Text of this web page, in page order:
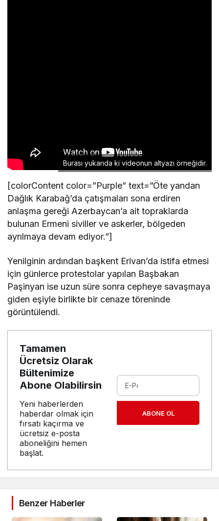
Burası yukarıda ki videonun altyazı örneğidir.
[colorContent color=”Purple” text=”Öte yandan
Dağlık Karabağ’da çatışmaları sona erdiren
anlaşma gereği Azerbaycan’a ait topraklarda
bulunan Ermeni siviller ve askerler, bölgeden
ayrılmaya devam ediyor.”]
Yenilginin ardından başkent Erivan’da istifa etmesi
için günlerce protestolar yapılan Başbakan
Paşinyan ise uzun süre sonra cepheye savaşmaya
giden eşiyle birlikte bir cenaze töreninde
görüntülendi.
Tamamen
Ücretsiz Olarak
Bültenimize
Abone Olabilirsin
Yeni haberlerden
haberdar olmak için
fırsatı kaçırma ve
ücretsiz e-posta
aboneliğini hemen
başlat.
ABONE OL
Benzer Haberler